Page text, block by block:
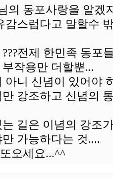
의 동포사랑을 알겠
감스럽다고 말할수
전제 한민족 동포
작용만 더할뿐...
아니 신념이 있어야
강조하고 신념의
길은 이념의 강조
가능하다는 것....
오세요...^^